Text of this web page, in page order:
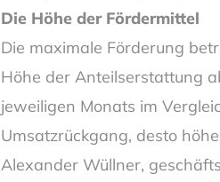
Die Höhe der Fördermittel
Die maximale Förderung
Höhe der Anteilserstattung
jeweiligen Monats im
Umsatzrückgang, desto
Alexander Wüllner,